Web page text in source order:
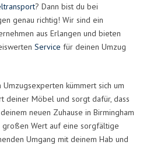
? Dann bist du bei
genau richtig! Wir sind ein
aus Erlangen und bieten
Service für deinen Umzug
kümmert sich um
deiner Möbel und sorgt dafür, dass
neuen Zuhause in Birmingham
großen Wert auf eine sorgfältige
Umgang mit deinem Hab und